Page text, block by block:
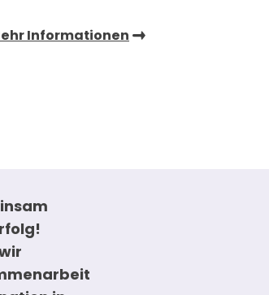
Informationen